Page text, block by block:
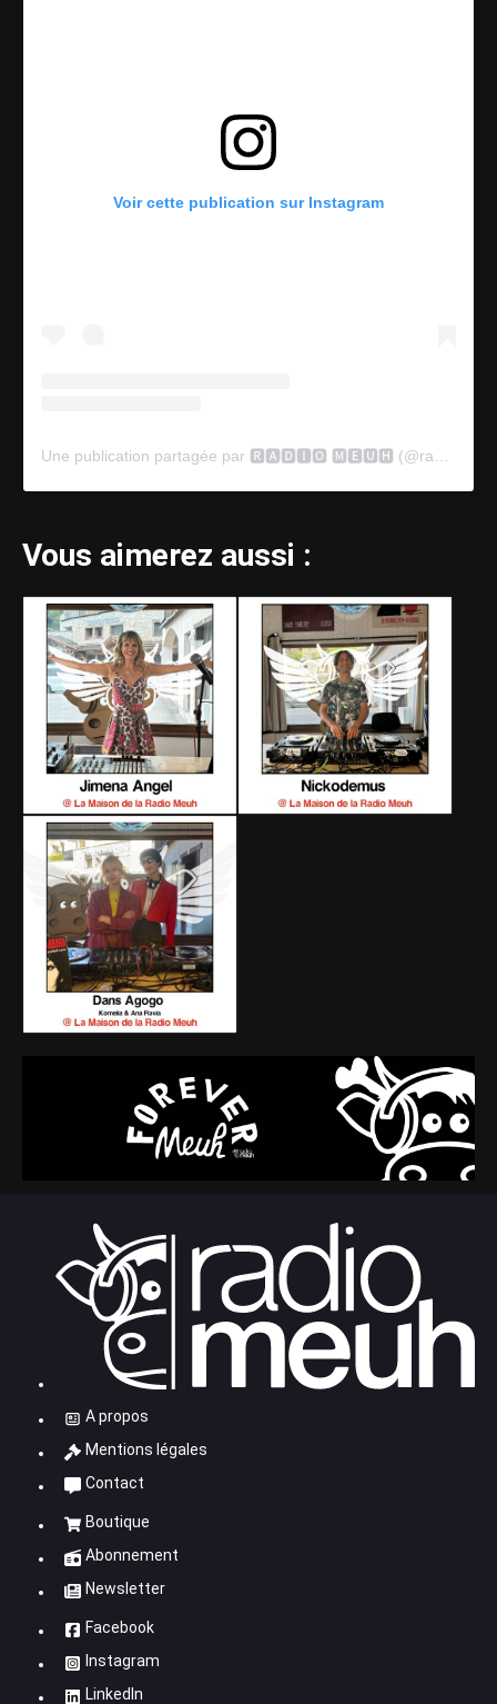
Voir cette publication sur Instagram
Vous aimerez aussi :
A propos
Mentions légales
Contact
Boutique
Abonnement
Newsletter
Facebook
Instagram
LinkedIn